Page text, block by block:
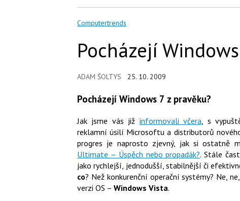
Computertrends
Pocházejí
ADAM ŠOLTYS 25. 10. 2009
Pocházejí Windows 7 z pravěku?
Jak jsme vás již informovali včera , s
reklamní úsilí Microsoftu a distributorů
progres je naprosto zjevný, jak si ostatně
Ultimate – Úspěch nebo propadák?. Stále
jako rychlejší, jednodušší, stabilnější či
co? Než konkurenční operační systémy? Ne,
verzi OS – Windows Vista.